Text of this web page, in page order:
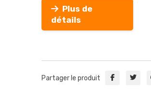
Plus de
détails
Partager le produit